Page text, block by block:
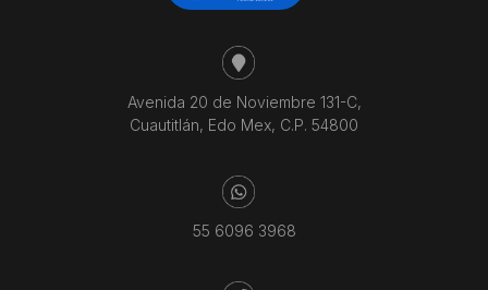
Avenida 20 de Noviembre 131-C,
Cuautitlán, Edo Mex, C.P. 54800
55 6096 3968